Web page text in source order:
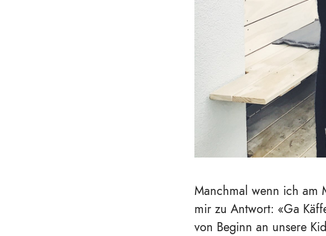
Manchmal wenn ich am
mir zu Antwort: «Ga
von Beginn an unsere